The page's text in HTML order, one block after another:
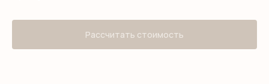
Рассчитать стоимость